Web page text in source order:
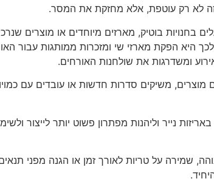
כזה לא רק עוטפת, אלא מחזקת את המסר.
בוטיק, מארזים מיוחדים או מוצרים
היא הפקת מארזי שי ומזכרות ממותגות עבור
ומשדרגות את שולחנות האורחים.
מוצרים, משיקים סדרות חדשות או עובדים עם
נייר וליהנות מפתרון פשוט יותר לייצור
שמירה על טריות לאורך זמן או הגנה מפני